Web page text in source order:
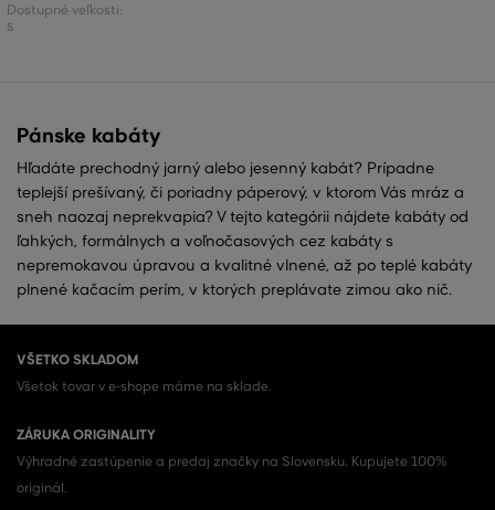
Dostupné veľkosti:
S
Pánske kabáty
Hľadáte prechodný jarný alebo jesenný kabát? Prípadne
teplejší prešívaný, či poriadny páperový, v ktorom Vás mráz a
sneh naozaj neprekvapia? V tejto kategórii nájdete kabáty od
ľahkých, formálnych a voľnočasových cez kabáty s
nepremokavou úpravou a kvalitné vlnené, až po teplé kabáty
plnené kačacím perím, v ktorých preplávate zimou ako nič.
VŠETKO SKLADOM
Všetok tovar v e-shope máme na sklade.
ZÁRUKA ORIGINALITY
Výhradné zastúpenie a predaj značky na Slovensku. Kupujete 100%
originál.